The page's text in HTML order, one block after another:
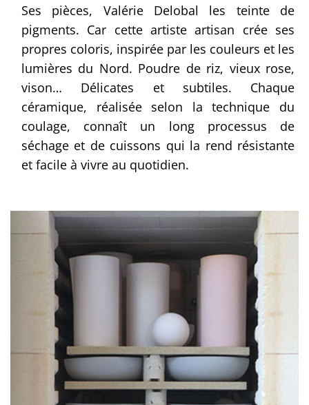
Ses pièces, Valérie Delobal les teinte de
pigments. Car cette artiste artisan crée ses
propres coloris, inspirée par les couleurs et les
lumières du Nord. Poudre de riz, vieux rose,
vison… Délicates et subtiles. Chaque
céramique, réalisée selon la technique du
coulage, connaît un long processus de
séchage et de cuissons qui la rend résistante
et facile à vivre au quotidien.